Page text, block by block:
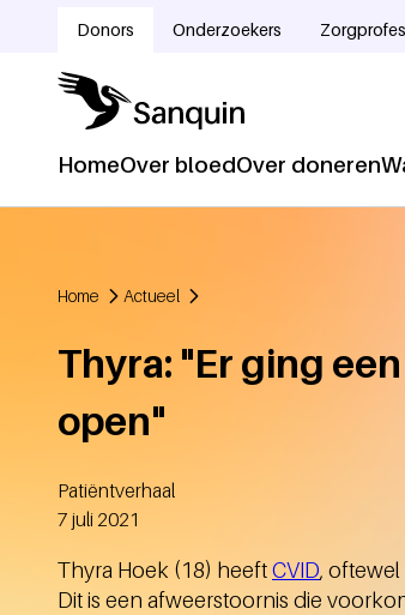
Donors Onderzoekers
Hoofdnavigatie
HomeOver bloedOver doneren
Home Actueel
Thyra: "Er ging
open"
Patiëntverhaal
Aangemaakt
7 juli 2021
Thyra Hoek (18) heeftCVID,
Dit is een afweerstoornis die